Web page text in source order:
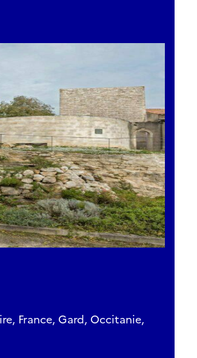
France, Gard, Occitanie,